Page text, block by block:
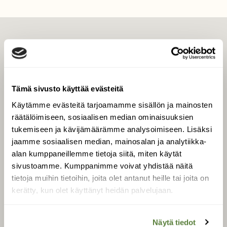
Tämä sivusto käyttää evästeitä
Käytämme evästeitä tarjoamamme sisällön ja mainosten
räätälöimiseen, sosiaalisen median ominaisuuksien
tukemiseen ja kävijämäärämme analysoimiseen. Lisäksi
jaamme sosiaalisen median, mainosalan ja analytiikka-
alan kumppaneillemme tietoja siitä, miten käytät
sivustoamme. Kumppanimme voivat yhdistää näitä
tietoja muihin tietoihin, joita olet antanut heille tai joita on
kerätty, kun olet käyttänyt heidän palvelujaan.
Näytä tiedot
Tilaa digilukuoikeus
Äänestä parasta juttua
Tilaa uutiskirje
SUOMEN LUONNON­
SUOJELU­LIITTO
Suomen Luonto -lehden
luonnonsuojelu­liitto.